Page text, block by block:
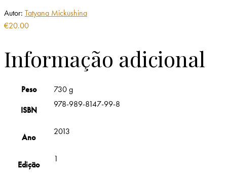
Autor: Tatyana Mickushina
€20.00
Informação adicional
Peso
730 g
ISBN
978-989-8147-99-8
Ano
2013
Edição
1